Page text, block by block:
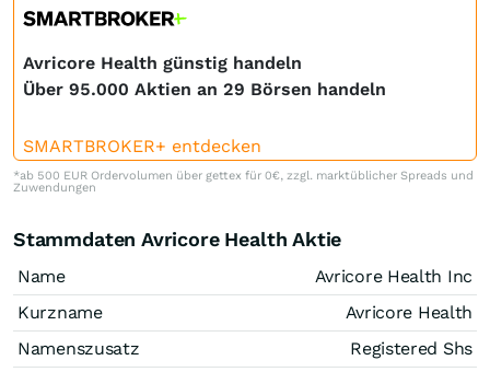
Avricore Health günstig handeln
Über 95.000 Aktien an 29 Börsen handeln
SMARTBROKER+ entdecken
*ab 500 EUR Ordervolumen über gettex für 0€, zzgl. marktüblicher Spreads und
Zuwendungen
Stammdaten Avricore Health Aktie
Name
Avricore Health Inc
Kurzname
Avricore Health
Namenszusatz
Registered Shs